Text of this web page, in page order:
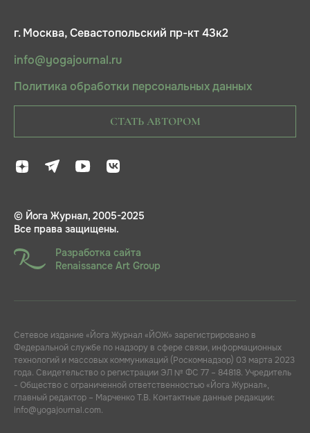
г. Москва, Севастопольский пр-кт 43к2
info@yogajournal.ru
Политика обработки персональных данных
СТАТЬ АВТОРОМ
© Йога Журнал, 2005-2025
Все права защищены.
Разработка сайта
Renaissance Art Group
Сетевое издание «Йога Журнал «ЙОЖ» зарегистрировано в
Федеральной службе по надзору в сфере связи, информационных
технологий и массовых коммуникаций (Роскомнадзор) 03 марта 2023
года. Свидетельство о регистрации ЭЛ № ФС 77 – 84818. Учредитель
- Общество с ограниченной ответственностью «Йога Журнал»,
главный редактор – Марченко Т.В. Контактные данные редакции:
info@yogajournal.com.